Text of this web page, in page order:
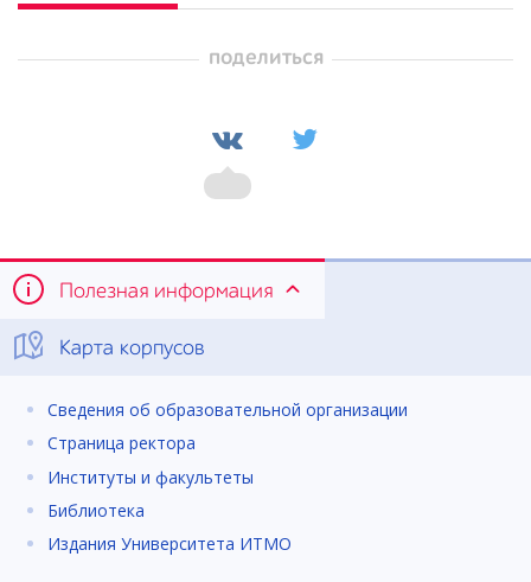
поделиться
Полезная информация
Карта корпусов
Сведения об образовательной организации
Страница ректора
Институты и факультеты
Библиотека
Издания Университета ИТМО